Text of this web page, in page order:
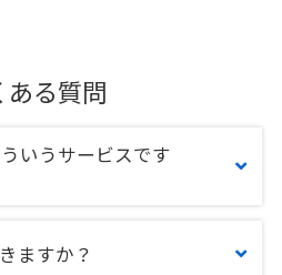
ある質問
いうサービスです
ますか？